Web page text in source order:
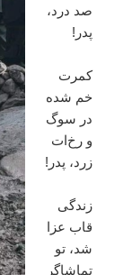
صد درد،
پدر!
کمرت
خم شده
در سوگ
و رخ‌ات
زرد، پدر!
زندگی
قاب عزا
شد، تو
تماشاگرِ